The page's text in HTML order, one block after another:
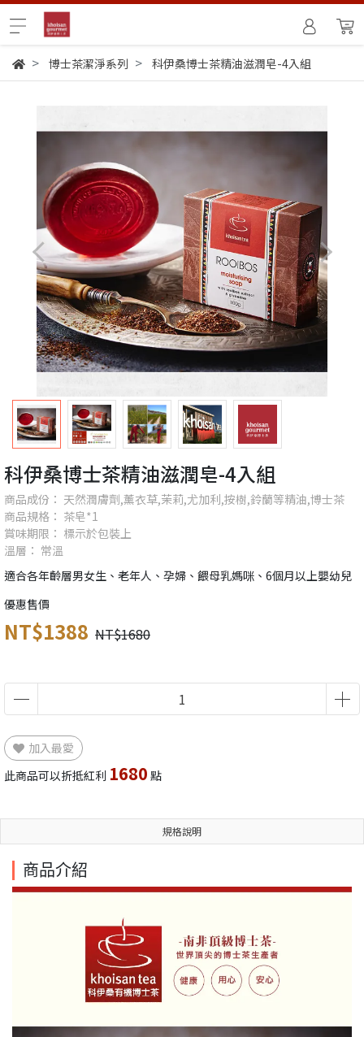
博士茶潔淨系列 科伊桑博士茶精油滋潤皂-4入組
科伊桑博士茶精油滋潤皂-4入組
商品成份： 天然潤膚劑,薰衣草,茉莉,尤加利,按樹,鈴蘭等精油,博士茶
商品規格： 茶皂*1
賞味期限： 標示於包裝上
溫層： 常溫
適合各年齡層男女生、老年人、孕婦、餵母乳媽咪、6個月以上嬰幼兒
優惠售價
NT$1388 NT$1680
加入最愛
此商品可以折抵紅利 1680 點
規格說明
商品介紹